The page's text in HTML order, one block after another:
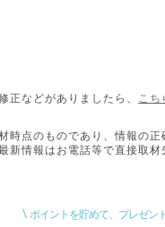
正などがありましたら、 こち
時点のものであり、情報の正
新情報はお電話等で直接取材
ポイントを貯めて、プレゼン